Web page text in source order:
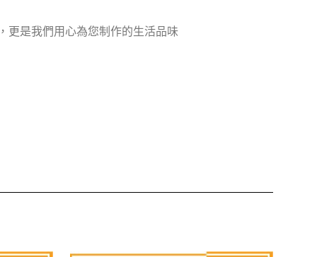
更是我們用心為您制作的生活品味